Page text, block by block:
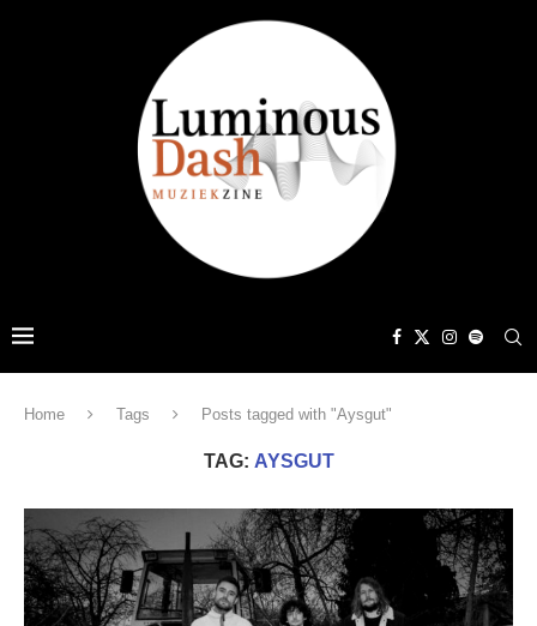
Home Tags Posts tagged with "Aysgut"
TAG: AYSGUT